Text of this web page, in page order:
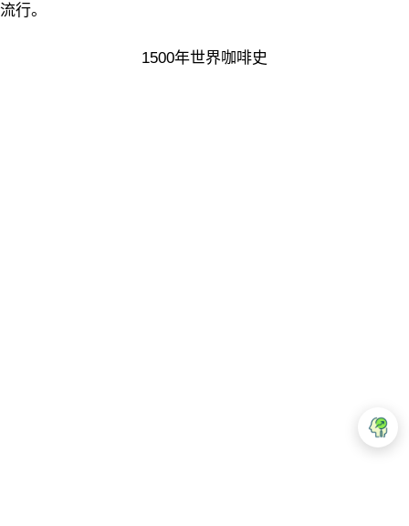
流行。
1500年世界咖啡史